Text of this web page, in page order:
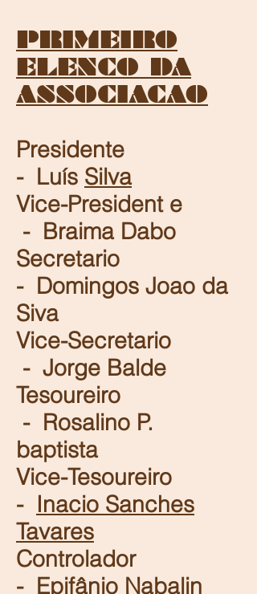
PRIMEIRO
ELENCO DA
ASSOCIACAO
Presidente
- Luís Silva
Vice-President e
- Braima Dabo
Secretario
- Domingos Joao da
Siva
Vice-Secretario
- Jorge Balde
Tesoureiro
- Rosalino P.
baptista
Vice-Tesoureiro
- Inacio Sanches
Tavares
Controlador
- Epifânio Nabalin